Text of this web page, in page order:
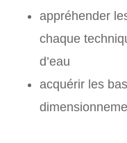
appréhender
chaque
d’eau
acquérir les